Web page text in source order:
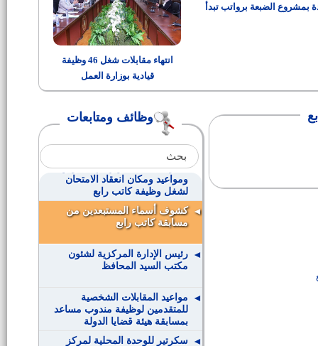
بمشروع الضبعة برواتب تبدأ
انتهاء مقابلات شغل 46 وظيفة
قيادية بوزارة العمل
وظائف ومتابعات
وظائف الهيئة العامة للسكة الحديد
وظيفة شئون قانونية بوزارة التربية
وظيفة مندوب مساعد بهيئة قضايا
الدولة
وظائف بشركة ايديتا للصناعات
الغذائية
كشوف بـأسماء وارقام الجلوس
ومواعيد ومكان انعقاد الامتحان
لشغل وظيفة كاتب رابع
كشوف أسماء المستبعدين من
مسابقة كاتب رابع
رئيس الإدارة المركزية لشئون
مكتب السيد المحافظ
مواعيد المقابلات الشخصية
للمتقدمين لوظيفة مندوب مساعد
بمسابقة هيئة قضايا الدولة
سكرتير للوحدة المحلية لمركز